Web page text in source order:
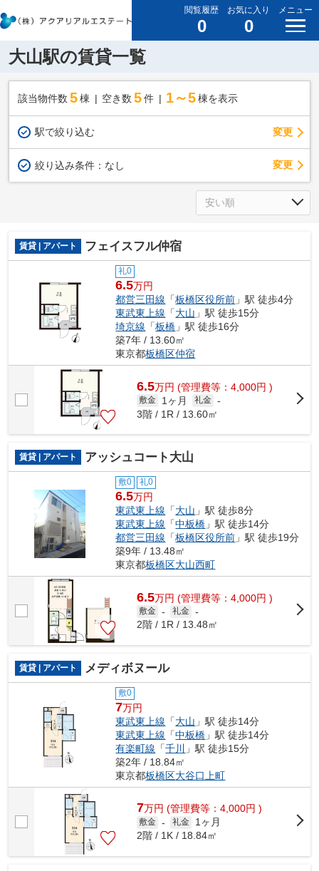
閲覧履歴
0
お気に入り
0
メニュー
大山駅の賃貸一覧
該当物件数 5棟 空き数 5 件 1～5 棟を表示
駅で絞り込む 変更
絞り込み条件： なし 変更
賃貸 | アパート フェイスフル仲宿
礼0
6.5万円
都営三田線 「板橋区役所前 」駅 徒歩4分
東武東上線 「大山 」駅 徒歩15分
埼京線 「板橋 」駅 徒歩16分
築7年 / 13.60㎡
東京都板橋区仲宿
6.5万円 (管理費等：4,000円 )
敷金 1ヶ月 礼金 -
3階 / 1R / 13.60㎡
賃貸 | アパート アッシュコート大山
敷0 礼0
6.5万円
東武東上線 「大山 」駅 徒歩8分
東武東上線 「中板橋 」駅 徒歩14分
都営三田線 「板橋区役所前 」駅 徒歩19分
築9年 / 13.48㎡
東京都板橋区大山西町
6.5万円 (管理費等：4,000円 )
敷金 - 礼金 -
2階 / 1R / 13.48㎡
賃貸 | アパート メディボヌール
敷0
7万円
東武東上線 「大山 」駅 徒歩14分
東武東上線 「中板橋 」駅 徒歩14分
有楽町線 「千川
」駅 徒歩15分
築2年 / 18.84㎡
東京都板橋区大谷口上町
7万円 (管理費等：4,000円 )
敷金 - 礼金
1ヶ月
2階 / 1K / 18.84㎡